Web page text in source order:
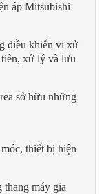
áp Mitsubishi
điều khiển vi xử
xử lý và lưu
sở hữu những
thiết bị hiện
thang máy gia